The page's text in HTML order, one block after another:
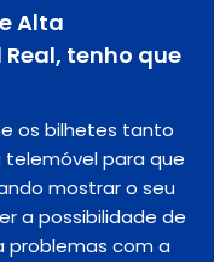
Alta
tenho que
os bilhetes tanto
para que
mostrar o seu
a possibilidade de
problemas com a